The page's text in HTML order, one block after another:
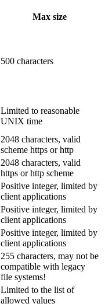
Max size
500 characters
Limited to reasonable
UNIX time
2048 characters, valid
scheme https or http
2048 characters, valid
https or http scheme
Positive integer, limited by
client applications
Positive integer, limited by
client applications
Positive integer, limited by
client applications
255 characters, may not be
compatible with legacy
file systems!
Limited to the list of
allowed values